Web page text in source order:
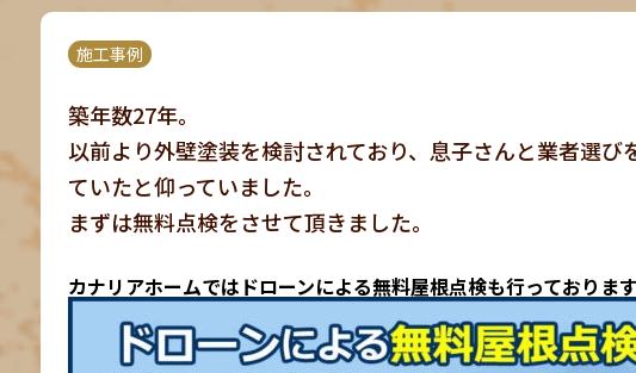
施工事例
築年数27年。
以前より外壁塗装を検討されており、息子さんと業者選
ていたと仰っていました。
まずは無料点検をさせて頂きました。
カナリアホームではドローンによる無料屋根点検も行っております